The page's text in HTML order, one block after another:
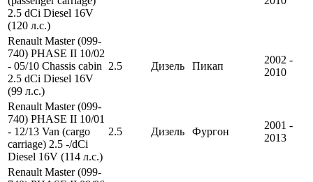
2.5 dCi Diesel 16V
(120 л.с.)
Renault Master (099-
740) PHASE II 10/02
- 05/10 Chassis cabin
2.5 dCi Diesel 16V
(99 л.с.)
2.5 Дизель Пикап
2002 -
2010
Renault Master (099-
740) PHASE II 10/01
- 12/13 Van (cargo
carriage) 2.5 -/dCi
Diesel 16V (114 л.с.)
2.5 Дизель Фургон
2001 -
2013
Renault Master (099-